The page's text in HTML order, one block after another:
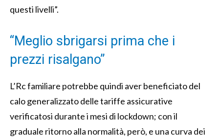
questi livelli”.
“Meglio sbrigarsi prima che i
prezzi risalgano”
L’Rc familiare potrebbe quindi aver beneficiato del
calo generalizzato delle tariffe assicurative
verificatosi durante i mesi di lockdown; con il
graduale ritorno alla normalità, però, e una curva dei